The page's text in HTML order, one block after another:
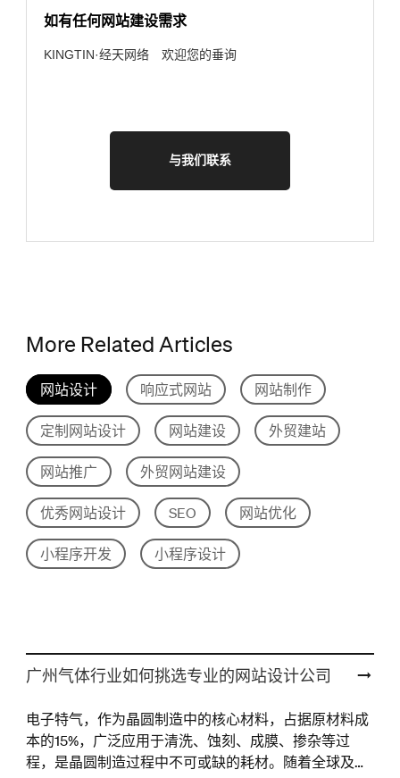
如有任何网站建设需求
KINGTIN·经天网络 欢迎您的垂询
与我们联系
More Related Articles
网站设计 响应式网站 网站制作
定制网站设计 网站建设 外贸建站
网站推广 外贸网站建设
优秀网站设计 SEO 网站优化
小程序开发 小程序设计
广州气体行业如何挑选专业的网站设计公司
电子特气，作为晶圆制造中的核心材料，占据原材料成
本的15%，广泛应用于清洗、蚀刻、成膜、掺杂等过
程，是晶圆制造过程中不可或缺的耗材。随着全球及中